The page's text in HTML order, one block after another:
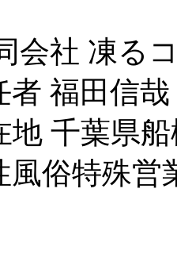
会社 凍る
者 福田信哉
地 千葉県
風俗特殊営